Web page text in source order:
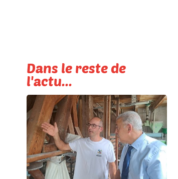
Dans le reste de
l'actu...